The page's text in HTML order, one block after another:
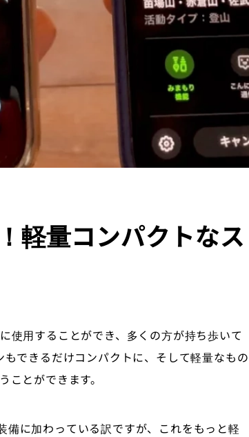
軽量コンパクトなス
使用することができ、多くの方が持ち歩いて
できるだけコンパクトに、そして軽量なもの
とができます。
に加わっている訳ですが、これをもっと軽